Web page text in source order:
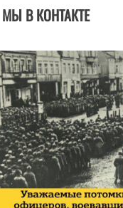
МЫ В КОНТАКТЕ